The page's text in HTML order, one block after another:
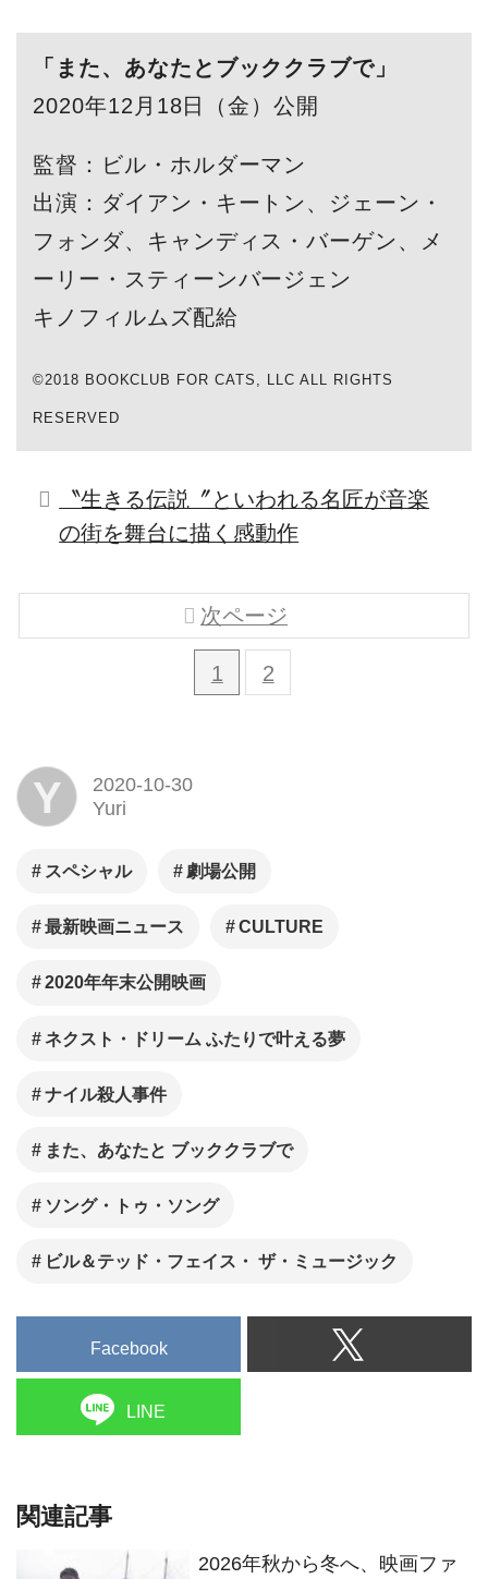
「また、あなたとブッククラブで」
2020年12月18日（金）公開
監督：ビル・ホルダーマン
出演：ダイアン・キートン、ジェーン・
フォンダ、キャンディス・バーゲン、メ
ーリー・スティーンバージェン
キノフィルムズ配給
©2018 BOOKCLUB FOR CATS, LLC ALL RIGHTS
RESERVED
〝生きる伝説〞といわれる名匠が音楽
の街を舞台に描く感動作
1 2
次ページ
Y
2020-10-30
Yuri
スペシャル 劇場公開
最新映画ニュース CULTURE
2020年年末公開映画
ネクスト・ドリーム ふたりで叶える夢
ナイル殺人事件
また、あなたと ブッククラブで
ソング・トゥ・ソング
ビル＆テッド・フェイス・ ザ・ミュージック
Facebook
LINE
関連記事
2026年秋から冬へ、映画ファ